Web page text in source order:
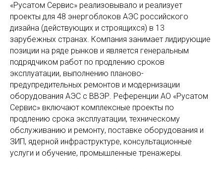
«Русатом Сервис» реализовывало и реализует
проекты для 48 энергоблоков АЭС российского
дизайна (действующих и строящихся) в 13
зарубежных странах. Компания занимает лидирующие
позиции на ряде рынков и является генеральным
подрядчиком работ по продлению сроков
эксплуатации, выполнению планово-
предупредительных ремонтов и модернизации
оборудования АЭС с ВВЭР. Референции АО «Русатом
Сервис» включают комплексные проекты по
продлению срока эксплуатации, техническому
обслуживанию и ремонту, поставке оборудования и
ЗИП, ядерной инфраструктуре, консультационные
услуги и обучение, промышленные тренажеры.